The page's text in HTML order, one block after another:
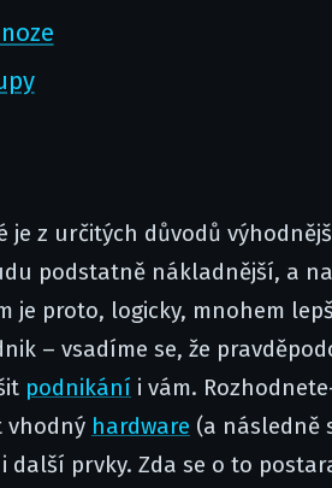
je z určitých důvodů
podstatně nákladnější, a
je proto, logicky, mnohem
– vsadíme se, že
podnikání i vám.
vhodný hardware (a následně
další prvky. Zda se o to